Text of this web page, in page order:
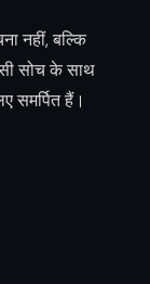
नहीं, बल्कि
सोच के साथ
समर्पित हैं।